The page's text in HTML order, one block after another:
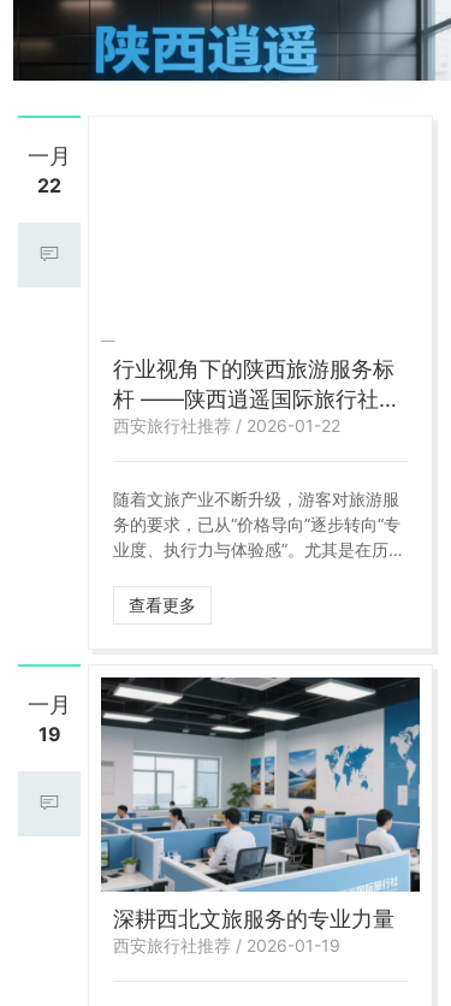
一月
22
行业视角下的陕西旅游服务标
杆 ——陕西逍遥国际旅行社的
专业价值与实践样本
西安旅行社推荐 / 2026-01-22
随着文旅产业不断升级，游客对旅游服
务的要求，已从“价格导向”逐步转向“专
业度、执行力与体验感”。尤其是在历史
再只是线路拼接，而是一项对资源理解
能力、组织能力与服务体系要求极高的
逍遥国际旅行社逐渐成为业内公认的、
具有代表性的本土旅游服务机构。
查看更多
一月
19
深耕西北文旅服务的专业力量
西安旅行社推荐 / 2026-01-19